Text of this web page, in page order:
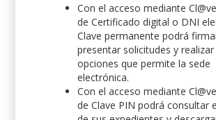
Con el acceso mediante
de Certificado digital o DNI
Clave permanente podrá
presentar solicitudes y
opciones que permite la sede
electrónica.
Con el acceso mediante
de Clave PIN podrá consultar